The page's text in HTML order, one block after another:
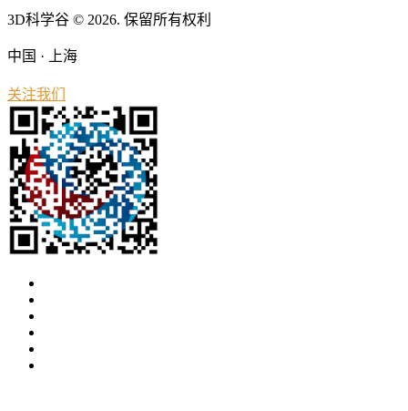
3D科学谷 © 2026. 保留所有权利
中国 · 上海
关注我们